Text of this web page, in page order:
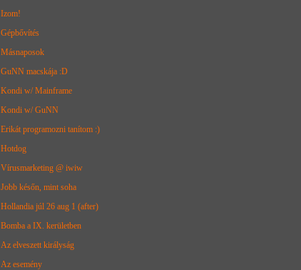
Izom!
Gépbővítés
Másnaposok
GuNN macskája :D
Kondi w/ Mainframe
Kondi w/ GuNN
Erikát programozni tanítom :)
Hotdog
Vírusmarketing @ iwiw
Jobb későn, mint soha
Hollandia júl 26 aug 1 (after)
Bomba a IX. kerületben
Az elveszett királyság
Az esemény